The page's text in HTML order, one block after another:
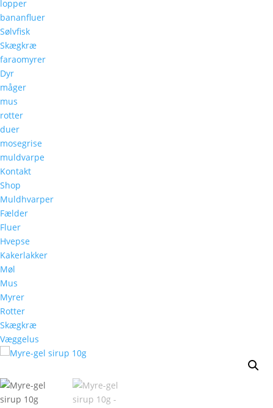
lopper
bananfluer
Sølvfisk
Skægkræ
faraomyrer
Dyr
måger
mus
rotter
duer
mosegrise
muldvarpe
Kontakt
Shop
Muldhvarper
Fælder
Fluer
Hvepse
Kakerlakker
Møl
Mus
Myrer
Rotter
Skægkræ
Væggelus